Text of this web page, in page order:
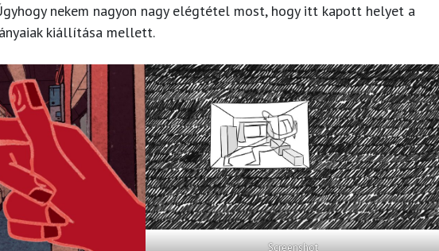
nekem nagyon nagy elégtétel most, hogy itt kapott helyet a
kiállítása mellett.
Screenshot